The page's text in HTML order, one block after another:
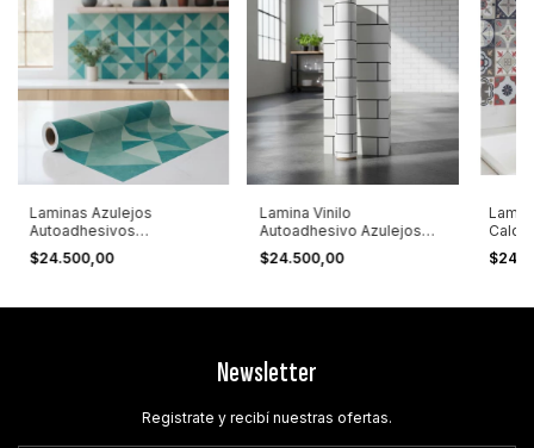
Laminas Azulejos
Autoadhesivos
Diagonales 1,20x0,60
$24.500,00
Lamina Vinilo
Autoadhesivo Azulejos
Subway New York Blancos
Blanco
$24.500,00
Newsletter
Registrate y recibí nuestras ofertas.